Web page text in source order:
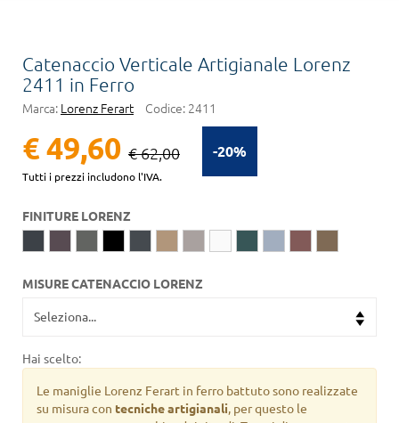
Catenaccio Verticale Artigianale Lorenz
2411 in Ferro
Marca: Lorenz Ferart Codice: 2411
-20%
€ 49,60 € 62,00
Tutti i prezzi includono l'IVA.
FINITURE LORENZ
MISURE CATENACCIO LORENZ
Hai scelto:
Le maniglie Lorenz Ferart in ferro battuto sono realizzate
su misura con tecniche artigianali, per questo le